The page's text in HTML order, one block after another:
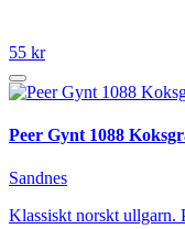
55 kr
Peer Gynt 1088
Sandnes
Klassiskt norskt ullgarn.